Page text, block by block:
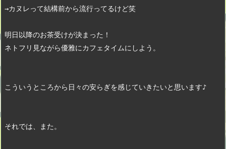
→カヌレって結構前から流行ってるけど笑
明日以降のお茶受けが決まった！
ネトフリ見ながら優雅にカフェタイムにしよう。
こういうところから日々の安らぎを感じていきたいと思います♪
それでは、また。